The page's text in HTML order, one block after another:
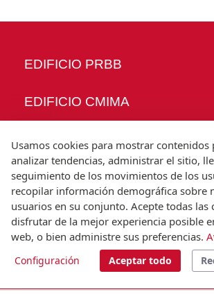
EDIFICIO PRBB
EDIFICIO CMIMA
SÍGUENOS
© Universitat Pompeu
Barcelona
T.(+34) 93 542 20 00
Usamos cookies para mostrar contenidos
analizar tendencias, administrar el sitio,
seguimiento de los movimientos de los
recopilar información demográfica sobre
usuarios en su conjunto. Acepte todas las
disfrutar de la mejor experiencia posible
web, o bien administre sus preferencias.
Configuración Aceptar todo